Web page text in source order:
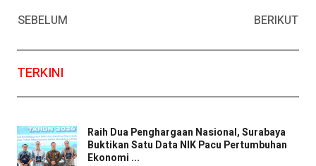
SEBELUM
BERIKUT
TERKINI
Raih Dua Penghargaan Nasional, Surabaya
Buktikan Satu Data NIK Pacu Pertumbuhan
Ekonomi ...